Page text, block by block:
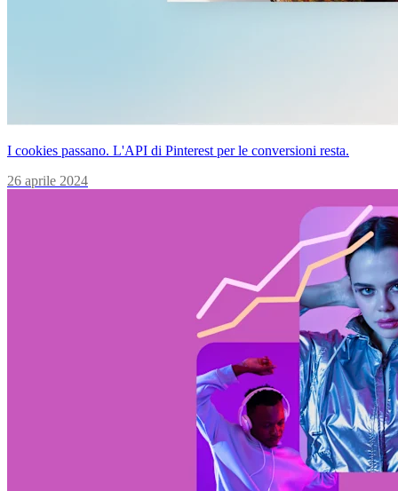
I cookies passano. L'API di Pinterest per le conversioni resta.
26 aprile 2024